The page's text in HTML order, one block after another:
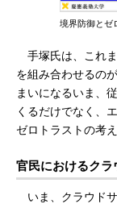
境界防御とゼ
手塚氏は、これ
を組み合わせるの
まいになるいま、
くるだけでなく、
ゼロトラストの考
官民におけるクラ
いま、クラウドサ